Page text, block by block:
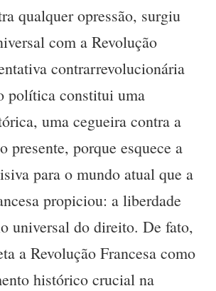
qualquer opressão, surgiu
com a Revolução
contrarrevolucionária
política constitui uma
uma cegueira contra a
presente, porque esquece a
para o mundo atual que a
propiciou: a liberdade
universal do direito. De fato,
a Revolução Francesa como
histórico crucial na